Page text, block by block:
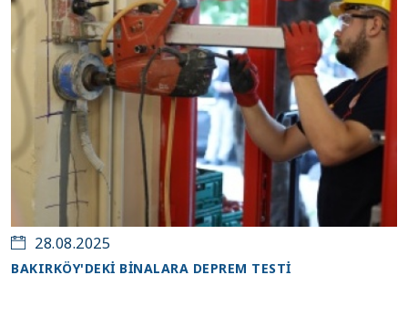
28.08.2025
BAKIRKÖY'DEKİ BİNALARA DEPREM TESTİ